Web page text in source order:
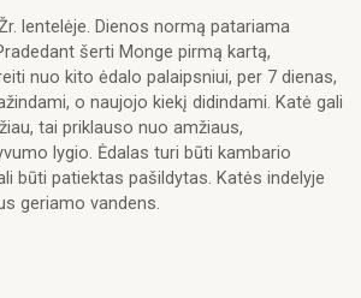
lentelėje. Dienos normą patariama
šerti Monge pirmą kartą,
nuo kito ėdalo palaipsniui, per 7 dienas,
o naujojo kiekį didindami. Katė gali
tai priklauso nuo amžiaus,
lygio. Ėdalas turi būti kambario
būti patiektas pašildytas. Katės indelyje
geriamo vandens.